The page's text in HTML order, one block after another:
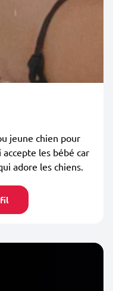
jeune chien pour
les bébé car
adore les chiens.